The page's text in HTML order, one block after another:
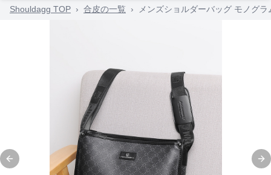
Shouldagg TOP › 合皮の一覧 › メンズショルダーバッグ モノグ
Previous slide